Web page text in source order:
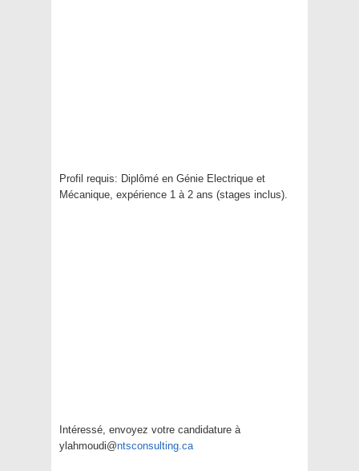
Profil requis: Diplômé en Génie Electrique et
Mécanique, expérience 1 à 2 ans (stages inclus).
Intéressé, envoyez votre candidature à
ylahmoudi@ntsconsulting.ca